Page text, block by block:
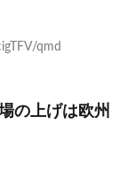
qmd
の上げは欧州